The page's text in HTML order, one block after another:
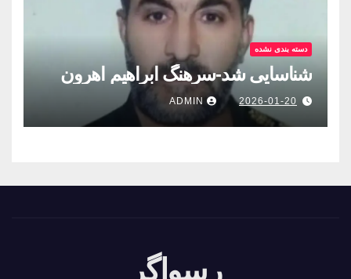
دسته بندی نشده
شناسایی شد-سرهنگ ابراهیم اهرون
2026-01-20
ADMIN
رسواگر